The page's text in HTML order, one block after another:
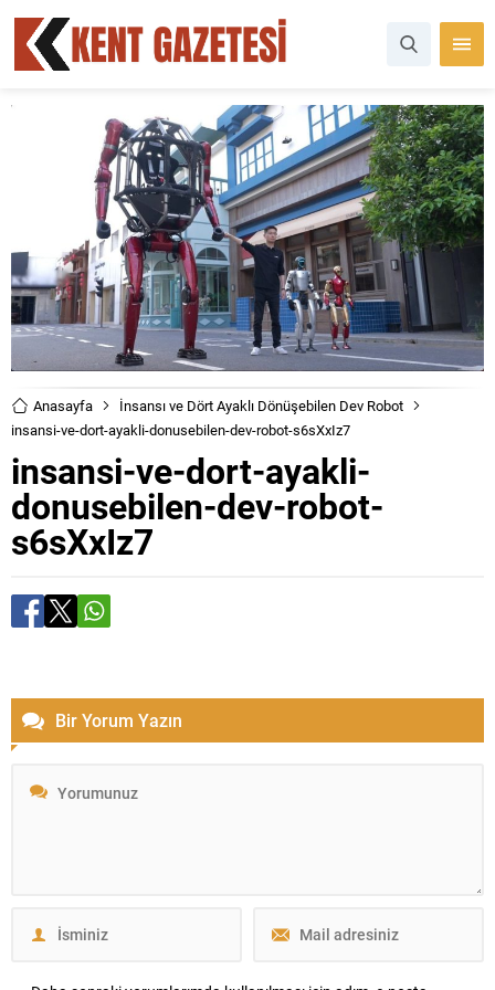
Anasayfa
İnsansı ve Dört Ayaklı Dönüşebilen Dev Robot
insansi-ve-dort-ayakli-donusebilen-dev-robot-s6sXxIz7
insansi-ve-dort-ayakli-
donusebilen-dev-robot-
s6sXxIz7
Bir Yorum Yazın